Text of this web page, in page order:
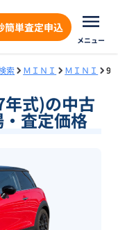
簡単査定申込
メニュー
索 ＭＩＮＩ ＭＩＮＩ 9
式)の中古
査定価格